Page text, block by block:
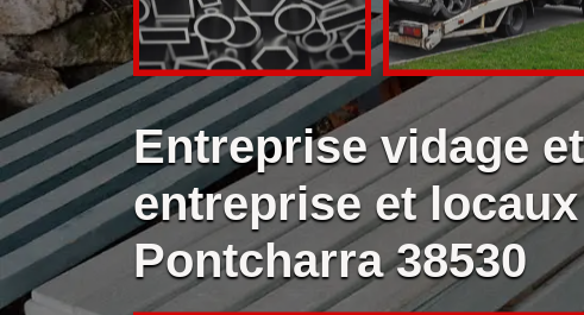
Entreprise vidage
entreprise et
Pontcharra 38530